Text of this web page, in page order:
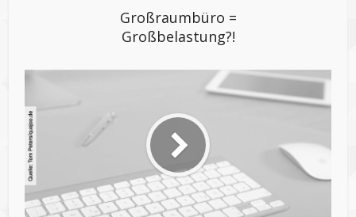
Großraumbüro =
Großbelastung?!